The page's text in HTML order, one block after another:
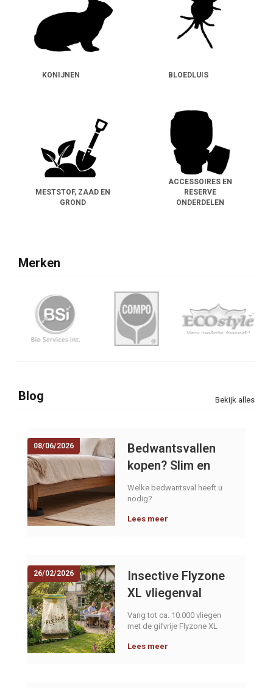
KONIJNEN BLOEDLUIS
MESTSTOF, ZAAD EN
GROND
ACCESSOIRES EN
RESERVE
ONDERDELEN
Merken
Blog
08/06/2026
Bedwantsvallen
kopen? Slim en
snel bedwantsen
opsporen in bed
Welke bedwantsval heeft u
nodig?
Lees meer
26/02/2026
Insective Flyzone
XL vliegenval
Vang tot ca. 10.000 vliegen
met de gifvrije Flyzone XL
Lees meer
Bekijk alles